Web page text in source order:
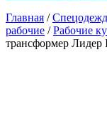
Главная /
рабочие /Рабочие
трансформер Лидер